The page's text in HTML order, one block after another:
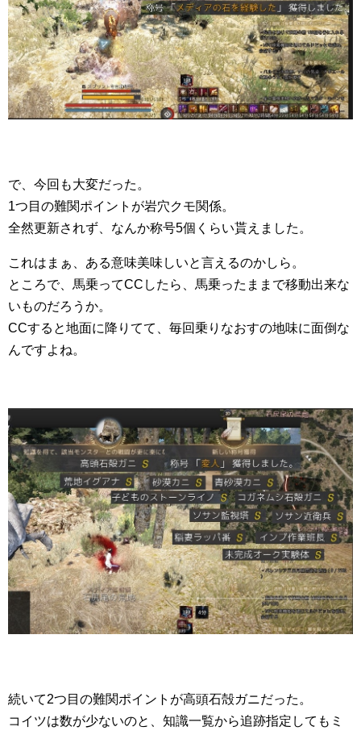
で、今回も大変だった。
1つ目の難関ポイントが岩穴クモ関係。
全然更新されず、なんか称号5個くらい貰えました。
これはまぁ、ある意味美味しいと言えるのかしら。
ところで、馬乗ってCCしたら、馬乗ったままで移動出来な
いものだろうか。
CCすると地面に降りてて、毎回乗りなおすの地味に面倒な
んですよね。
続いて2つ目の難関ポイントが高頭石殻ガニだった。
コイツは数が少ないのと、知識一覧から追跡指定してもミ